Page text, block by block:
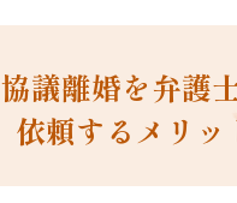
協議離婚を弁護
依頼するメリッ